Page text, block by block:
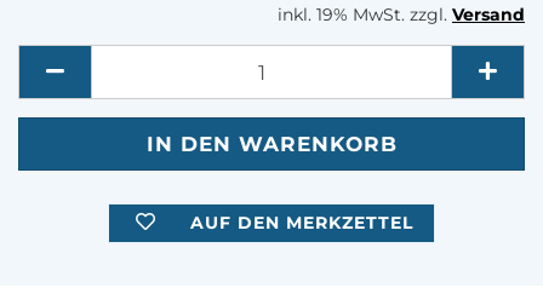
inkl. 19% MwSt. zzgl. Versand
AUF DEN MERKZETTEL